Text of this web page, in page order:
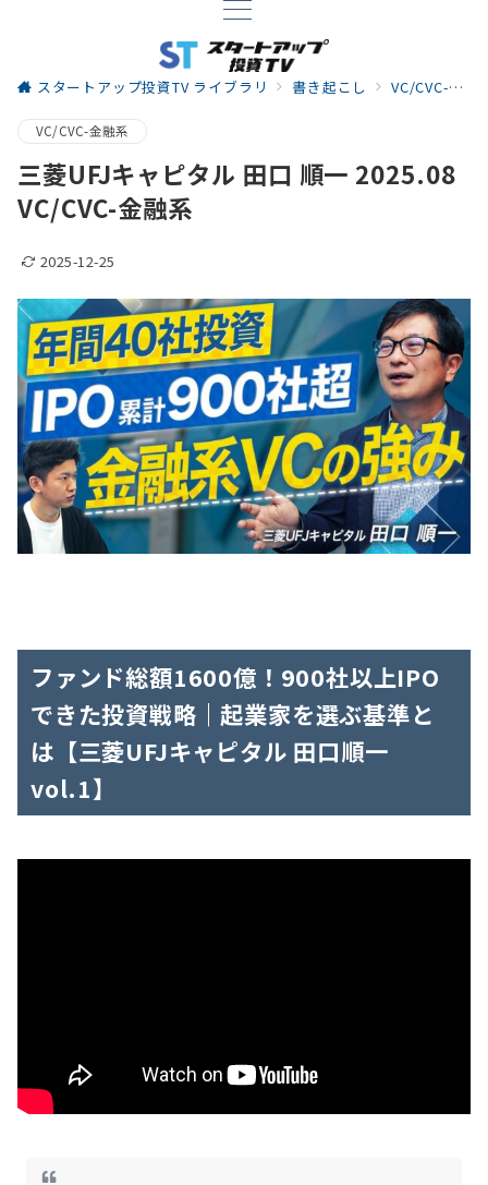
スタートアップ投資TV ライブラリ 書き起こし VC/CVC-金融系
VC/CVC-金融系
三菱UFJキャピタル 田口 順一 2025.08
VC/CVC-金融系
2025-12-25
ファンド総額1600億！900社以上IPO
できた投資戦略｜起業家を選ぶ基準と
は【三菱UFJキャピタル 田口順一
vol.1】